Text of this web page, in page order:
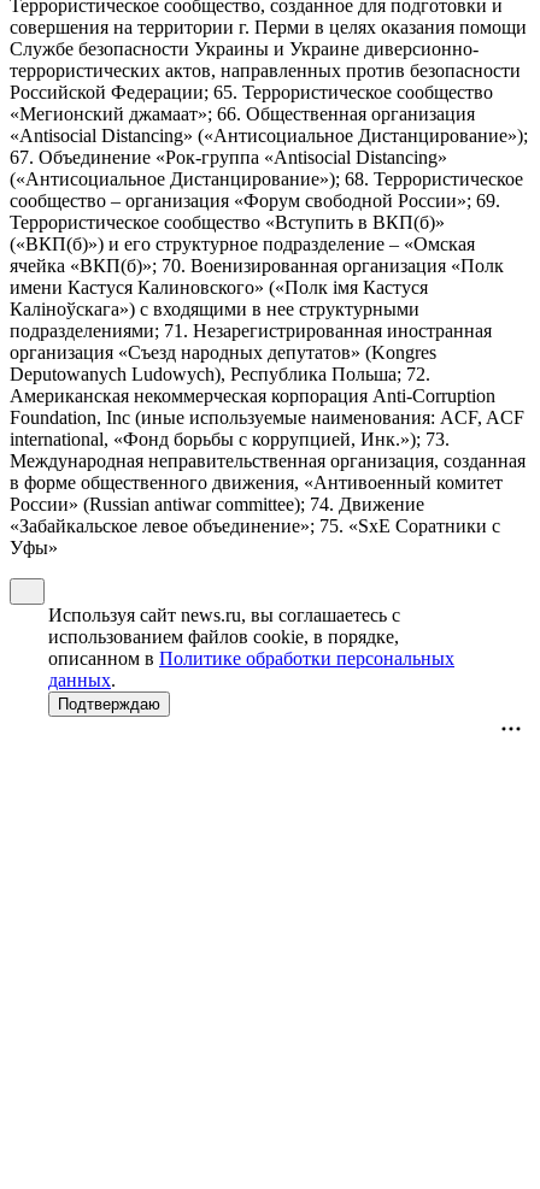
Террористическое сообщество, созданное для подготовки и
совершения на территории г. Перми в целях оказания помощи
Службе безопасности Украины и Украине диверсионно-
террористических актов, направленных против безопасности
Российской Федерации; 65. Террористическое сообщество
«Мегионский джамаат»; 66. Общественная организация
«Antisocial Distancing» («Антисоциальное Дистанцирование»);
67. Объединение «Рок-группа «Antisocial Distancing»
(«Антисоциальное Дистанцирование»); 68. Террористическое
сообщество – организация «Форум свободной России»; 69.
Террористическое сообщество «Вступить в ВКП(б)»
(«ВКП(б)») и его структурное подразделение – «Омская
ячейка «ВКП(б)»; 70. Военизированная организация «Полк
имени Кастуся Калиновского» («Полк iмя Кастуся
Калiноўскага») с входящими в нее структурными
подразделениями; 71. Незарегистрированная иностранная
организация «Съезд народных депутатов» (Kongres
Deputowanych Ludowych), Республика Польша; 72.
Американская некоммерческая корпорация Anti-Corruption
Foundation, Inc (иные используемые наименования: ACF, ACF
international, «Фонд борьбы с коррупцией, Инк.»); 73.
Международная неправительственная организация, созданная
в форме общественного движения, «Антивоенный комитет
России» (Russian antiwar committee); 74. Движение
«Забайкальское левое объединение»; 75. «SxE Соратники с
Уфы»
Используя сайт news.ru, вы соглашаетесь с
использованием файлов cookie, в порядке,
описанном в Политике обработки персональных
данных.
Подтверждаю